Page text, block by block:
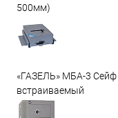
500мм)
«ГАЗЕЛЬ» МБА-3 Сейф
встраиваемый